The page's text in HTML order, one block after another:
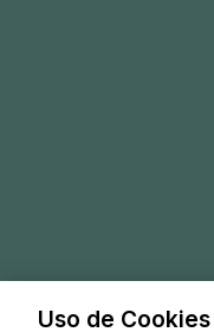
Uso de Cookies